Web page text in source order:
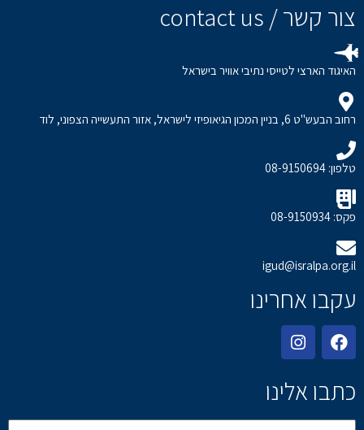
צור קשר / contact us
האיגוד הארצי לטייסי נתיבי אוויר בישראל
רחוב הבעש"ט 6, בניין המכון הגיאופיזי לישראל, אזור התעשייה הצפוני, לוד
טלפון: 08-9150694
פקס: 08-9150934
igud@isralpa.org.il
עקבו אחרינו
כתבו אלינו